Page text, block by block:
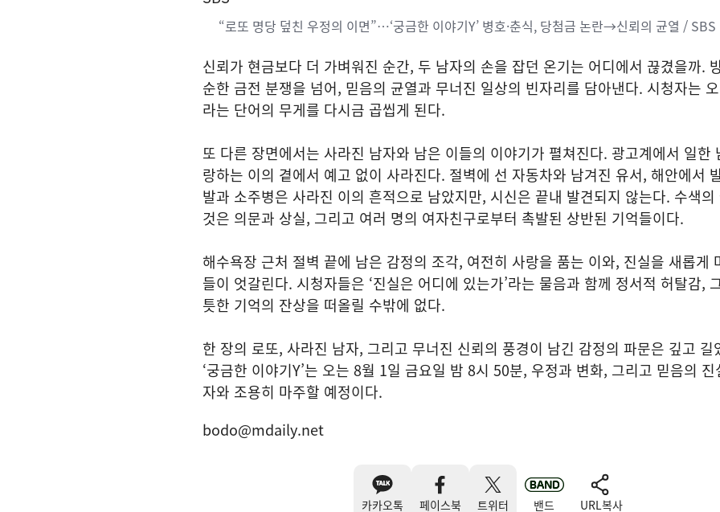
“로또 명당 덮친 우정의 이면”…‘궁금한 이야기Y’ 병호·춘식, 당첨금 논란→신뢰의 균열 / SBS
신뢰가 현금보다 더 가벼워진 순간, 두 남자의 손을 잡던 온기는 어디에서 끊겼을까.
순한 금전 분쟁을 넘어, 믿음의 균열과 무너진 일상의 빈자리를 담아낸다. 시청자는
라는 단어의 무게를 다시금 곱씹게 된다.
또 다른 장면에서는 사라진 남자와 남은 이들의 이야기가 펼쳐진다. 광고계에서 일한
랑하는 이의 곁에서 예고 없이 사라진다. 절벽에 선 자동차와 남겨진 유서, 해안에서
발과 소주병은 사라진 이의 흔적으로 남았지만, 시신은 끝내 발견되지 않는다. 수색의
것은 의문과 상실, 그리고 여러 명의 여자친구로부터 촉발된 상반된 기억들이다.
해수욕장 근처 절벽 끝에 남은 감정의 조각, 여전히 사랑을 품는 이와, 진실을 새롭게
들이 엇갈린다. 시청자들은 ‘진실은 어디에 있는가’라는 물음과 함께 정서적 허탈감,
틋한 기억의 잔상을 떠올릴 수밖에 없다.
한 장의 로또, 사라진 남자, 그리고 무너진 신뢰의 풍경이 남긴 감정의 파문은 깊고 길
‘궁금한 이야기Y’는 오는 8월 1일 금요일 밤 8시 50분, 우정과 변화, 그리고 믿음의 진
자와 조용히 마주할 예정이다.
bodo@mdaily.net
카카오톡 페이스북 트위터 밴드 URL복사